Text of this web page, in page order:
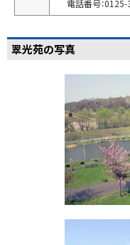
電話番号：
翠光苑の写真